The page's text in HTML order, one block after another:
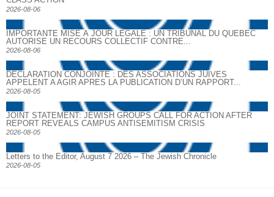
2026-08-06
IMPORTANTE MISE À JOUR LÉGALE : UN TRIBUNAL DU QUÉBEC
AUTORISE UN RECOURS COLLECTIF CONTRE...
2026-08-06
DECLARATION CONJOINTE : DES ASSOCIATIONS JUIVES
APPELENT A AGIR APRES LA PUBLICATION D’UN RAPPORT...
2026-08-05
JOINT STATEMENT: JEWISH GROUPS CALL FOR ACTION AFTER
REPORT REVEALS CAMPUS ANTISEMITISM CRISIS
2026-08-05
Letters to the Editor, August 7 2026 – The Jewish Chronicle
2026-08-05